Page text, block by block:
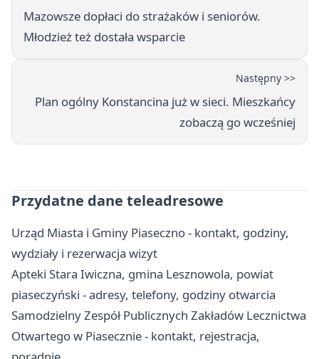
Mazowsze dopłaci do strażaków i seniorów.
Młodzież też dostała wsparcie
Następny >>
Plan ogólny Konstancina już w sieci. Mieszkańcy
zobaczą go wcześniej
Przydatne dane teleadresowe
Urząd Miasta i Gminy Piaseczno - kontakt, godziny,
wydziały i rezerwacja wizyt
Apteki Stara Iwiczna, gmina Lesznowola, powiat
piaseczyński - adresy, telefony, godziny otwarcia
Samodzielny Zespół Publicznych Zakładów Lecznictwa
Otwartego w Piasecznie - kontakt, rejestracja,